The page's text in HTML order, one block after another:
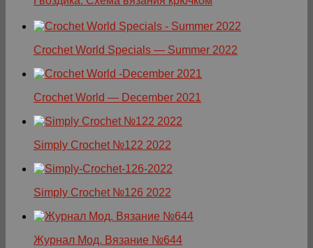
Crochet World Specials — Summer 2022
Crochet World — December 2021
Simply Crochet №122 2022
Simply Crochet №126 2022
Журнал Мод. Вязание №644